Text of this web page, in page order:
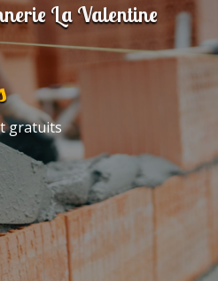
La Valentine
gratuits